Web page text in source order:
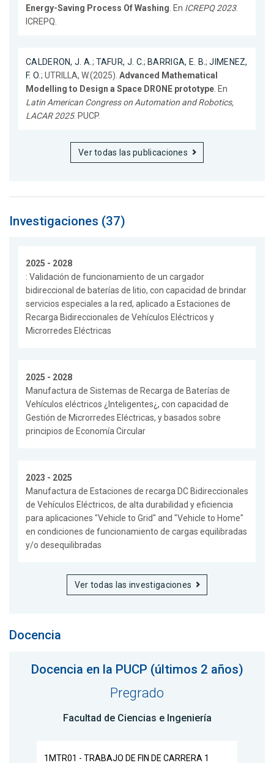
Energy-Saving Process Of Washing . En ICREPQ 2023.
ICREPQ.
CALDERON, J. A. ; TAFUR, J. C.; BARRIGA, E. B.;JIMENEZ,
F. O. ; UTRILLA, W.(2025). Advanced Mathematical
Modelling to Design a Space DRONE prototype . En
Latin American Congress on Automation and Robotics,
LACAR 2025. PUCP.
Ver todas las publicaciones
Investigaciones (37)
2025 - 2028
: Validación de funcionamiento de un cargador
bidireccional de baterías de litio, con capacidad de brindar
servicios especiales a la red, aplicado a Estaciones de
Recarga Bidireccionales de Vehículos Eléctricos y
Microrredes Eléctricas
2025 - 2028
Manufactura de Sistemas de Recarga de Baterías de
Vehículos eléctricos ¿Inteligentes¿, con capacidad de
Gestión de Microrredes Eléctricas, y basados sobre
principios de Economía Circular
2023 - 2025
Manufactura de Estaciones de recarga DC Bidireccionales
de Vehículos Eléctricos, de alta durabilidad y eficiencia
para aplicaciones "Vehicle to Grid" and "Vehicle to Home"
en condiciones de funcionamiento de cargas equilibradas
y/o desequilibradas
Ver todas las investigaciones
Docencia
Docencia en la PUCP (últimos 2 años)
Pregrado
Facultad de Ciencias e Ingeniería
1MTR01 - TRABAJO DE FIN DE CARRERA 1